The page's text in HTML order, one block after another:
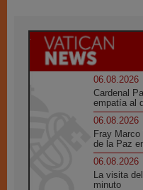
06.08.2026
Cardenal
empatía al
06.08.2026
Fray
de la Paz
06.08.2026
La visita
minuto